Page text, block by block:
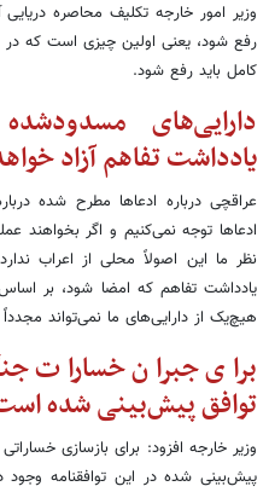
وزیر امور خارجه تکلیف محاصره
رفع شود، یعنی اولین چیزی است که
کامل باید رفع شود.
دارایی‌های
یادداشت تفاهم آزاد
عراقچی درباره ادعاها مطرح شده
ادعاها توجه نمی‌کنیم و اگر بخواهند
نظر ما این اصولاً محلی از اعراب
یادداشت تفاهم که امضا شود، بر
هیچ‌یک از دارایی‌های ما نمی‌تواند
برای جبران خسارات
توافق پیش‌بینی شده
وزیر خارجه افزود: برای بازسازی
پیش‌بینی شده در این توافقنامه وجود